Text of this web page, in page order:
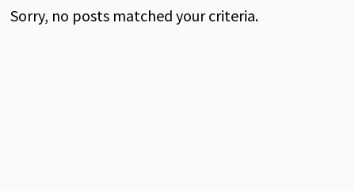
Sorry, no posts matched your criteria.